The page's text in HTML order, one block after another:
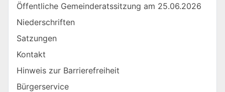
Öffentliche Gemeinderatssitzung am 25.06.2026
Niederschriften
Satzungen
Kontakt
Hinweis zur Barrierefreiheit
Bürgerservice